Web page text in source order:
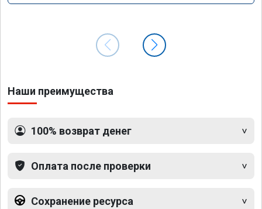
Наши преимущества
100% возврат денег
Оплата после проверки
Сохранение ресурса